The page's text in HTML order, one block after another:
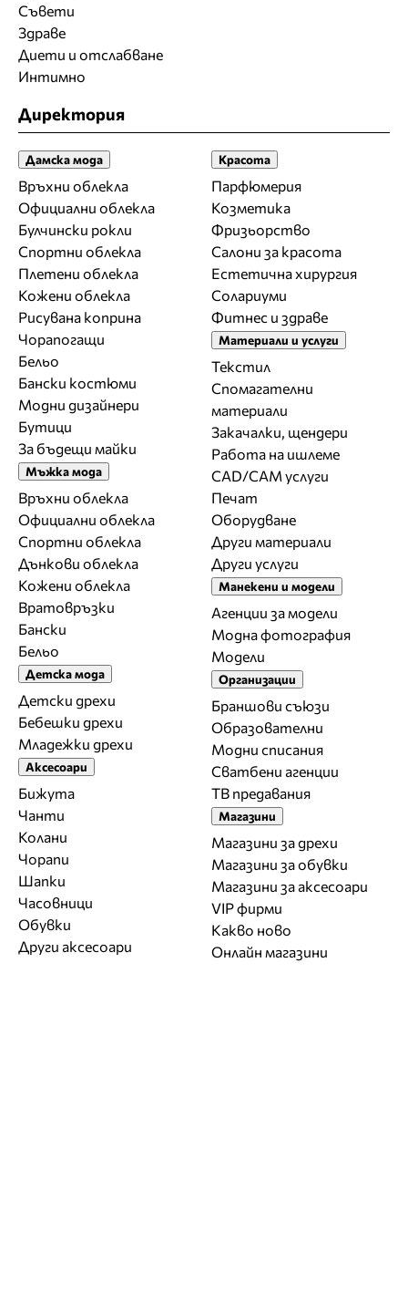
Съвети
Здраве
Диети и отслабване
Интимно
Директория
Дамска мода
Връхни облекла
Официални облекла
Булчински рокли
Спортни облекла
Плетени облекла
Кожени облекла
Рисувана коприна
Чорапогащи
Бельо
Бански костюми
Модни дизайнери
Бутици
За бъдещи майки
Мъжка мода
Връхни облекла
Официални облекла
Спортни облекла
Дънкови облекла
Кожени облекла
Вратовръзки
Бански
Бельо
Детска мода
Детски дрехи
Бебешки дрехи
Младежки дрехи
Аксесоари
Бижута
Чанти
Колани
Чорапи
Шапки
Часовници
Обувки
Други аксесоари
Красота
Парфюмерия
Козметика
Фризьорство
Салони за красота
Естетична хирургия
Солариуми
Фитнес и здраве
Материали и услуги
Текстил
Спомагателни
материали
Закачалки, щендери
Работа на ишлеме
CAD/CAM услуги
Печат
Оборудване
Други материали
Други услуги
Манекени и модели
Агенции за модели
Модна фотография
Модели
Организации
Браншови съюзи
Образователни
Модни списания
Сватбени агенции
ТВ предавания
Магазини
Магазини за дрехи
Магазини за обувки
Магазини за aксесоари
VIP фирми
Какво ново
Онлайн магазини